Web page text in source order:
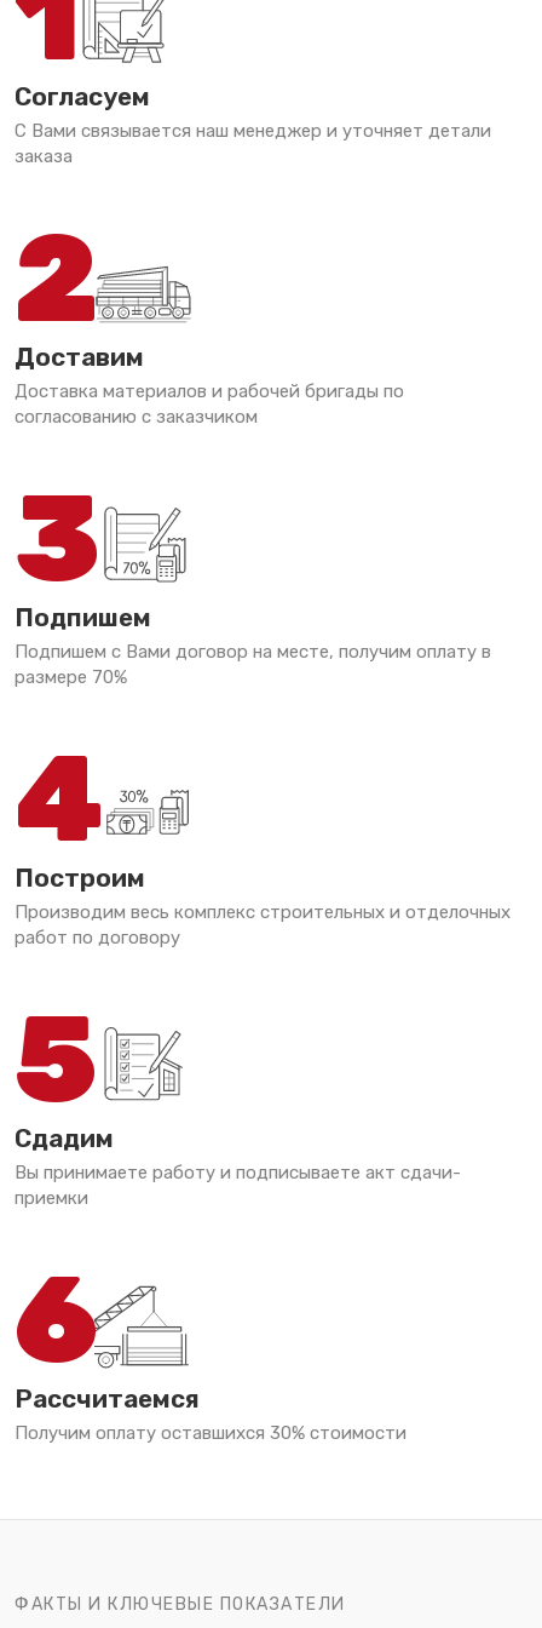
Согласуем
С Вами связывается наш менеджер и уточняет детали
заказа
2
Доставим
Доставка материалов и рабочей бригады по
согласованию с заказчиком
3
Подпишем
Подпишем с Вами договор на месте, получим оплату в
размере 70%
4
Построим
Производим весь комплекс строительных и отделочных
работ по договору
5
Сдадим
Вы принимаете работу и подписываете акт сдачи-
приемки
6
Рассчитаемся
Получим оплату оставшихся 30% стоимости
ФАКТЫ И КЛЮЧЕВЫЕ ПОКАЗАТЕЛИ